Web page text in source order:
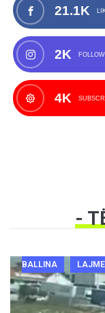
21.1K
2K
4K
-
BALLINA